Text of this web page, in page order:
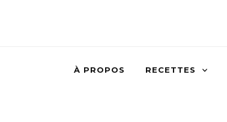
À PROPOS RECETTES